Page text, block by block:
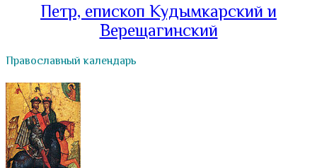
Петр, епископ Кудымкарский и
Верещагинский
Православный календарь